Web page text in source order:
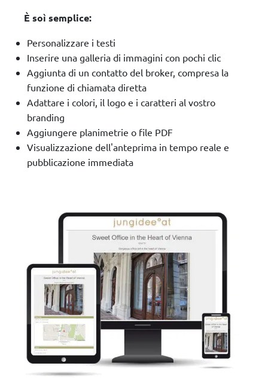
È soì semplice:
Personalizzare i testi
Inserire una galleria di immagini con pochi clic
Aggiunta di un contatto del broker, compresa la
funzione di chiamata diretta
Adattare i colori, il logo e i caratteri al vostro
branding
Aggiungere planimetrie o file PDF
Visualizzazione dell'anteprima in tempo reale e
pubblicazione immediata